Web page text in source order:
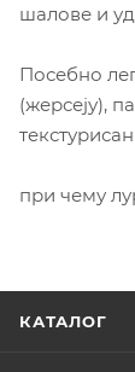
шалове и
Посебно
(жерсеју),
при чему
КАТАЛОГ